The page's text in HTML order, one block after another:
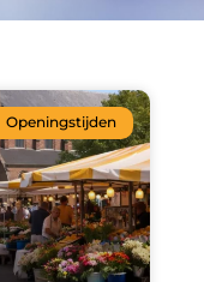
Openingstijden